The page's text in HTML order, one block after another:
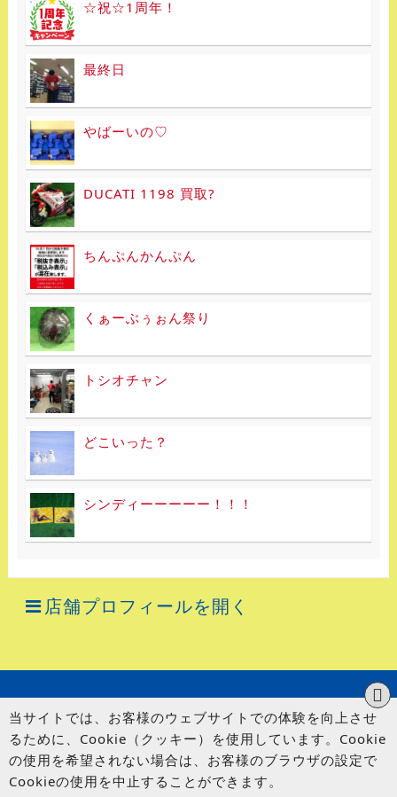
☆祝☆1周年！
最終日
やばーいの♡
DUCATI 1198 買取?
ちんぷんかんぷん
くぁーぶぅぉん祭り
トシオチャン
どこいった？
シンディーーーーー！！！
店舗プロフィールを開く
当サイトでは、お客様のウェブサイトでの体験を向上させ
るために、Cookie（クッキー）を使用しています。Cookie
の使用を希望されない場合は、お客様のブラウザの設定で
Cookieの使用を中止することができます。